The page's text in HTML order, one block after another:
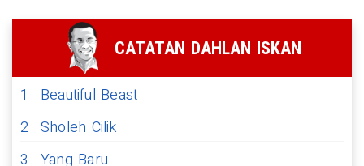
CATATAN DAHLAN ISKAN
1
Beautiful Beast
2 Sholeh Cilik
3
Yang Baru